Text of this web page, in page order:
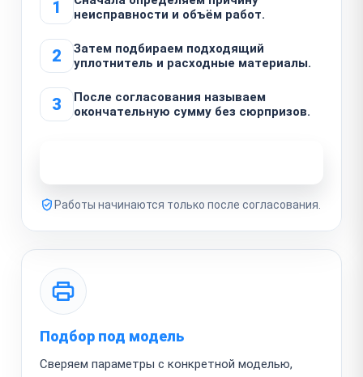
1
неисправности и объём работ.
2
Затем подбираем подходящий
уплотнитель и расходные материалы.
3
После согласования называем
окончательную сумму без сюрпризов.
Работы начинаются только после согласования.
Подбор под модель
Сверяем параметры с конкретной моделью,